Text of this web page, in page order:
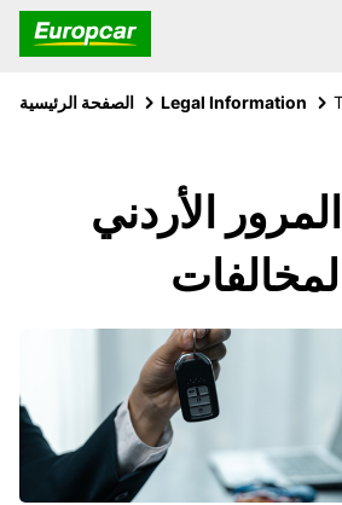
الصفحة الرئيسية Legal Information
الأردني